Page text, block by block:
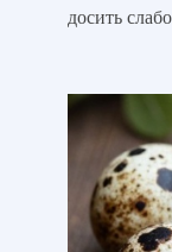
досить слабо